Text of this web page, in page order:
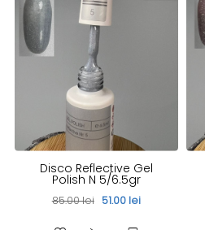
Disco Reflective Gel
Polish N 5/6.5gr
85.00 lei 51.00 lei